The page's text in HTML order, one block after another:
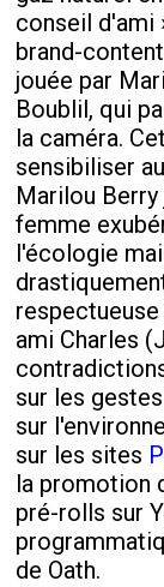
conseil d'ami
brand-
jouée par
Boublil, qui
la caméra.
sensibiliser
Marilou Berry
femme
l'écologie
ami Charles
sur les
sur
sur les sites
la promotion
pré-rolls sur
de Oath.